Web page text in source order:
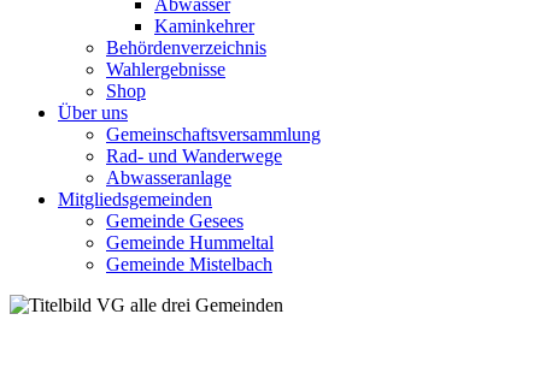
Abwasser
Kaminkehrer
Behördenverzeichnis
Wahlergebnisse
Shop
Über uns
Gemeinschaftsversammlung
Rad- und Wanderwege
Abwasseranlage
Mitgliedsgemeinden
Gemeinde Gesees
Gemeinde Hummeltal
Gemeinde Mistelbach